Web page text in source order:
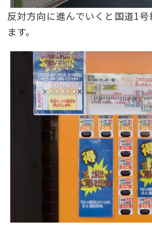
反対方向に進んでいくと国道1
ます。